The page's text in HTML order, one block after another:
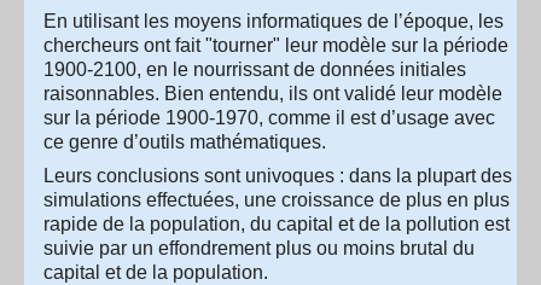
En utilisant les moyens informatiques de l’époque, les
chercheurs ont fait "tourner" leur modèle sur la période
1900-2100, en le nourrissant de données initiales
raisonnables. Bien entendu, ils ont validé leur modèle
sur la période 1900-1970, comme il est d’usage avec
ce genre d’outils mathématiques.
Leurs conclusions sont univoques : dans la plupart des
simulations effectuées, une croissance de plus en plus
rapide de la population, du capital et de la pollution est
suivie par un effondrement plus ou moins brutal du
capital et de la population.